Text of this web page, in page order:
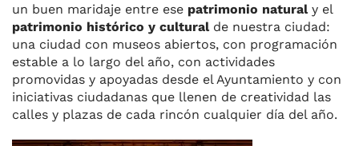
un buen maridaje entre ese patrimonio naturaly el
patrimonio histórico y culturalde nuestra ciudad:
una ciudad con museos abiertos, con programación
estable a lo largo del año, con actividades
promovidas y apoyadas desde el Ayuntamiento y con
iniciativas ciudadanas que llenen de creatividad las
calles y plazas de cada rincón cualquier día del año.